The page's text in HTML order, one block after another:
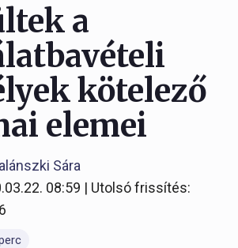
a
kötelező
elemei
Sára
08:59 | Utolsó frissítés: